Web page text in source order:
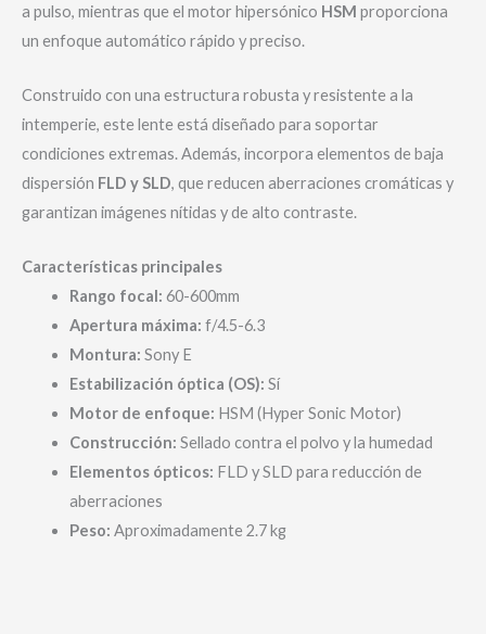
a pulso, mientras que el motor hipersónico HSM proporciona
un enfoque automático rápido y preciso.
Construido con una estructura robusta y resistente a la
intemperie, este lente está diseñado para soportar
condiciones extremas. Además, incorpora elementos de baja
dispersión FLD y SLD, que reducen aberraciones cromáticas y
garantizan imágenes nítidas y de alto contraste.
Características principales
Rango focal: 60-600mm
Apertura máxima: f/4.5-6.3
Montura: Sony E
Estabilización óptica (OS): Sí
Motor de enfoque: HSM (Hyper Sonic Motor)
Construcción: Sellado contra el polvo y la humedad
Elementos ópticos: FLD y SLD para reducción de
aberraciones
Peso: Aproximadamente 2.7 kg